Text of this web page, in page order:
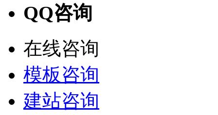
QQ咨询
在线咨询
模板咨询
建站咨询